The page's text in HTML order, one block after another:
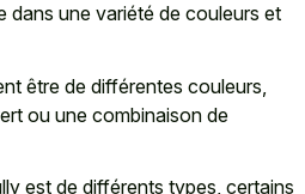
dans une variété de couleurs et
être de différentes couleurs,
ou une combinaison de
est de différents types, certains